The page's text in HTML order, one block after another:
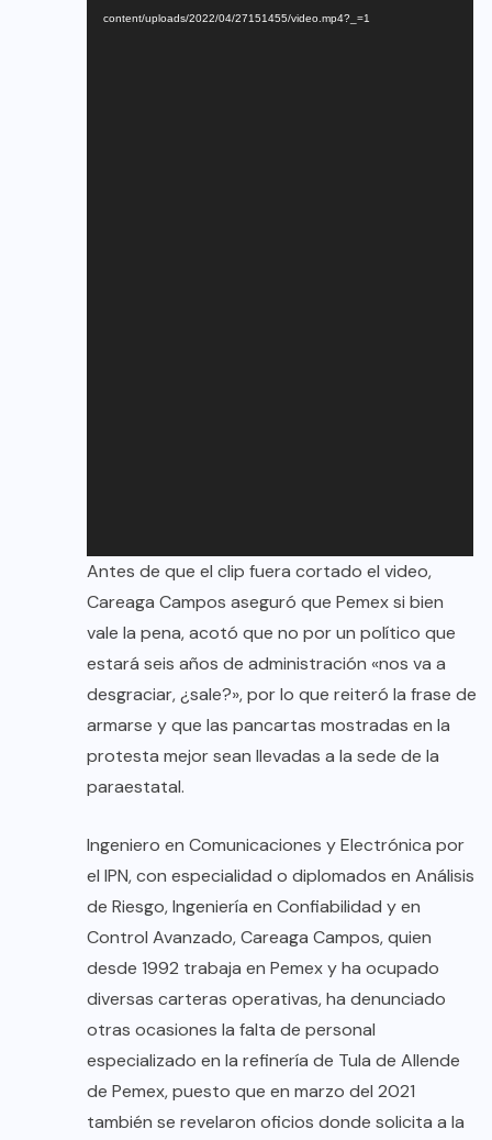
content/uploads/2022/04/27151455/video.mp4?_=1
Antes de que el clip fuera cortado el video,
Careaga Campos aseguró que Pemex si bien
vale la pena, acotó que no por un político que
estará seis años de administración «nos va a
desgraciar, ¿sale?», por lo que reiteró la frase de
armarse y que las pancartas mostradas en la
protesta mejor sean llevadas a la sede de la
paraestatal.
Ingeniero en Comunicaciones y Electrónica por
el IPN, con especialidad o diplomados en Análisis
de Riesgo, Ingeniería en Confiabilidad y en
Control Avanzado, Careaga Campos, quien
desde 1992 trabaja en Pemex y ha ocupado
diversas carteras operativas, ha denunciado
otras ocasiones la falta de personal
especializado en la refinería de Tula de Allende
de Pemex, puesto que en marzo del 2021
también se revelaron oficios donde solicita a la